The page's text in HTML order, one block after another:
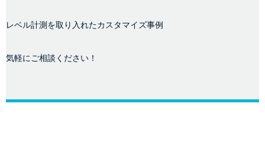
レベル計測を取り入れたカスタマイズ事例
気軽にご相談ください！